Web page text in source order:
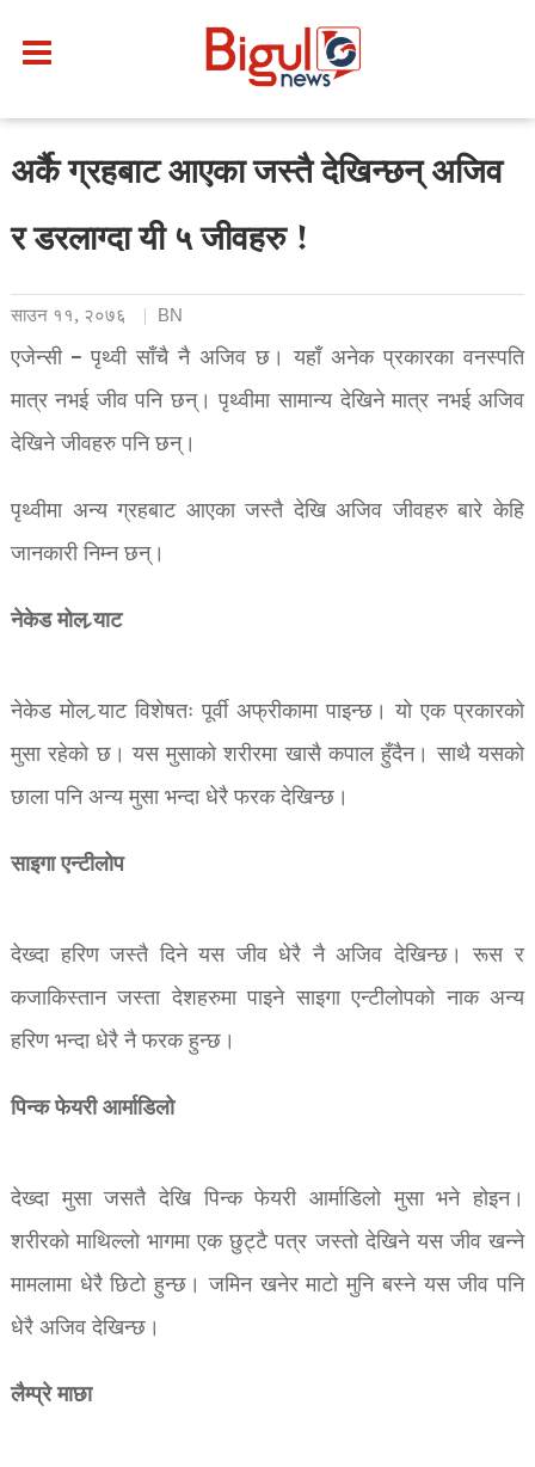
अर्कै ग्रहबाट आएका जस्तै देखिन्छन् अजिव
र डरलाग्दा यी ५ जीवहरु !
साउन ११, २०७६ BN
एजेन्सी – पृथ्वी साँचै नै अजिव छ। यहाँ अनेक प्रकारका वनस्पति
मात्र नभई जीव पनि छन्। पृथ्वीमा सामान्य देखिने मात्र नभई अजिव
देखिने जीवहरु पनि छन्।
पृथ्वीमा अन्य ग्रहबाट आएका जस्तै देखि अजिव जीवहरु बारे केहि
जानकारी निम्न छन्।
नेकेड मोल र्‍याट
नेकेड मोल र्‍याट विशेषतः पूर्वी अफ्रीकामा पाइन्छ। यो एक प्रकारको
मुसा रहेको छ। यस मुसाको शरीरमा खासै कपाल हुँदैन। साथै यसको
छाला पनि अन्य मुसा भन्दा धेरै फरक देखिन्छ।
साइगा एन्टीलोप
देख्दा हरिण जस्तै दिने यस जीव धेरै नै अजिव देखिन्छ। रूस र
कजाकिस्तान जस्ता देशहरुमा पाइने साइगा एन्टीलोपको नाक अन्य
हरिण भन्दा धेरै नै फरक हुन्छ।
पिन्क फेयरी आर्माडिलो
देख्दा मुसा जसतै देखि पिन्क फेयरी आर्माडिलो मुसा भने होइन।
शरीरको माथिल्लो भागमा एक छुट्टै पत्र जस्तो देखिने यस जीव खन्ने
मामलामा धेरै छिटो हुन्छ। जमिन खनेर माटो मुनि बस्ने यस जीव पनि
धेरै अजिव देखिन्छ।
लैम्प्रे माछा